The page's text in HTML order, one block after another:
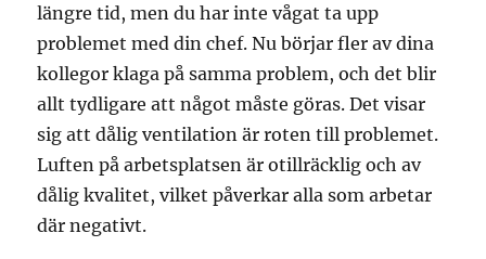
längre tid, men du har inte vågat ta upp
problemet med din chef. Nu börjar fler av dina
kollegor klaga på samma problem, och det blir
allt tydligare att något måste göras. Det visar
sig att dålig ventilation är roten till problemet.
Luften på arbetsplatsen är otillräcklig och av
dålig kvalitet, vilket påverkar alla som arbetar
där negativt.